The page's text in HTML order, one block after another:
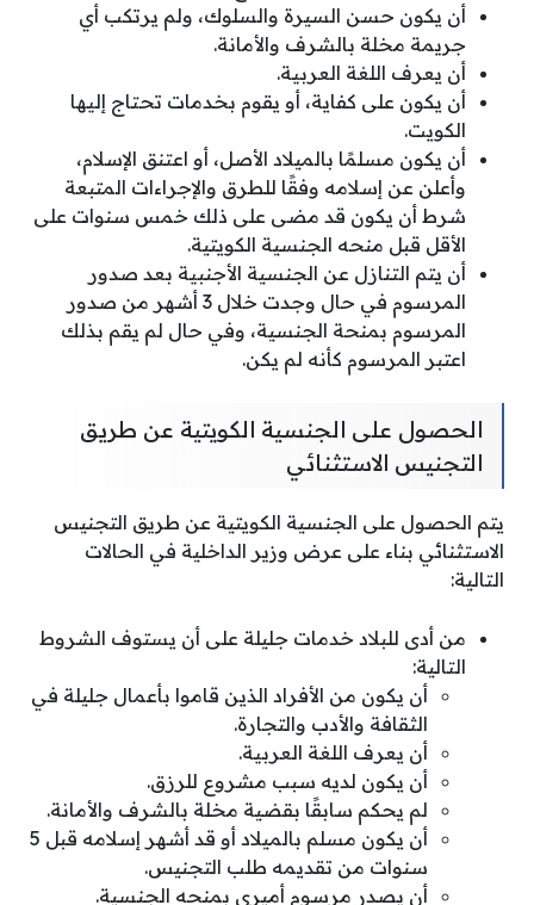
أن يكون حسن السيرة والسلوك، ولم يرتكب أي
جريمة مخلة بالشرف والأمانة.
أن يعرف اللغة العربية.
أن يكون على كفاية، أو يقوم بخدمات تحتاج إليها
الكويت.
أن يكون مسلمًا بالميلاد الأصل، أو اعتنق الإسلام،
وأعلن عن إسلامه وفقًا للطرق والإجراءات المتبعة
شرط أن يكون قد مضى على ذلك خمس سنوات على
الأقل قبل منحه الجنسية الكويتية.
أن يتم التنازل عن الجنسية الأجنبية بعد صدور
المرسوم في حال وجدت خلال 3 أشهر من صدور
المرسوم بمنحة الجنسية، وفي حال لم يقم بذلك
اعتبر المرسوم كأنه لم يكن.
الحصول على الجنسية الكويتية عن طريق
التجنيس الاستثنائي
يتم الحصول على الجنسية الكويتية عن طريق التجنيس
الاستثنائي بناء على عرض وزير الداخلية في الحالات
التالية:
من أدى للبلاد خدمات جليلة على أن يستوف الشروط
التالية:
أن يكون من الأفراد الذين قاموا بأعمال جليلة في
الثقافة والأدب والتجارة.
أن يعرف اللغة العربية.
أن يكون لديه سبب مشروع للرزق.
لم يحكم سابقًا بقضية مخلة بالشرف والأمانة.
أن يكون مسلم بالميلاد أو قد أشهر إسلامه قبل 5
سنوات من تقديمه طلب التجنيس.
أن يصدر مرسوم أميري بمنحه الجنسية.